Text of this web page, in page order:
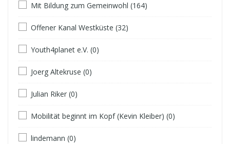
Mit Bildung zum Gemeinwohl (164)
Offener Kanal Westküste (32)
Youth4planet e.V. (0)
Joerg Altekruse (0)
Julian Riker (0)
Mobilität beginnt im Kopf (Kevin Kleiber) (0)
lindemann (0)